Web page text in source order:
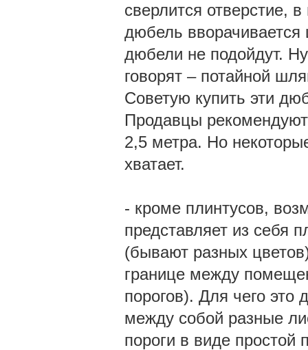
сверлится отверстие,
дюбель
дюбели не подойдут.
говорят – потайной
Советую купить эти
Продавцы
2,5 метра. Но
хватает.
- кроме плинтусов,
представляет из себя
(бывают разных
границе между
порогов). Для чего это
между собой разные
пороги в виде